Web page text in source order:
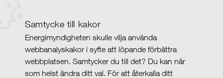
Samtycke till kakor
Energimyndigheten skulle vilja använda
webbanalyskakor i syfte att löpande förbättra
webbplatsen. Samtycker du till det? Du kan när
som helst ändra ditt val. För att återkalla ditt